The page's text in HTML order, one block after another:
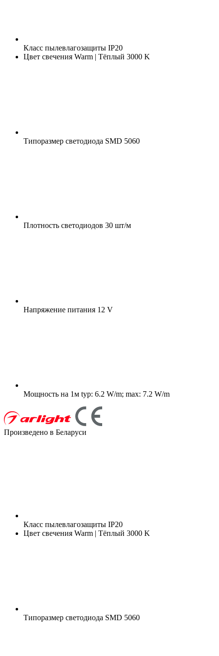
Класс пылевлагозащиты IP20
Цвет свечения Warm | Тёплый 3000 K
Типоразмер светодиода SMD 5060
Плотность светодиодов 30 шт/м
Напряжение питания 12 V
Мощность на 1м typ: 6.2 W/m; max: 7.2 W/m
Произведено в Беларуси
Класс пылевлагозащиты IP20
Цвет свечения Warm | Тёплый 3000 K
Типоразмер светодиода SMD 5060